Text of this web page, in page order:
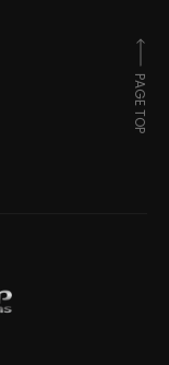
PAGE TOP